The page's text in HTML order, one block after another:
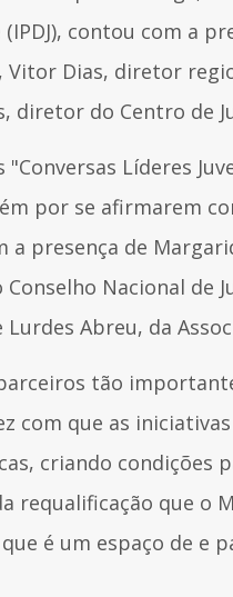
contou com a
Dias, diretor
diretor do Centro de
Líderes
por se afirmarem
presença de
Nacional de
Abreu, da
tão
com que as
criando condições
que o
é um espaço de e